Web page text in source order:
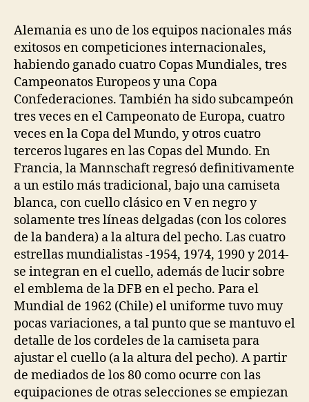
Alemania es uno de los equipos nacionales más
exitosos en competiciones internacionales,
habiendo ganado cuatro Copas Mundiales, tres
Campeonatos Europeos y una Copa
Confederaciones. También ha sido subcampeón
tres veces en el Campeonato de Europa, cuatro
veces en la Copa del Mundo, y otros cuatro
terceros lugares en las Copas del Mundo. En
Francia, la Mannschaft regresó definitivamente
a un estilo más tradicional, bajo una camiseta
blanca, con cuello clásico en V en negro y
solamente tres líneas delgadas (con los colores
de la bandera) a la altura del pecho. Las cuatro
estrellas mundialistas -1954, 1974, 1990 y 2014-
se integran en el cuello, además de lucir sobre
el emblema de la DFB en el pecho. Para el
Mundial de 1962 (Chile) el uniforme tuvo muy
pocas variaciones, a tal punto que se mantuvo el
detalle de los cordeles de la camiseta para
ajustar el cuello (a la altura del pecho). A partir
de mediados de los 80 como ocurre con las
equipaciones de otras selecciones se empiezan